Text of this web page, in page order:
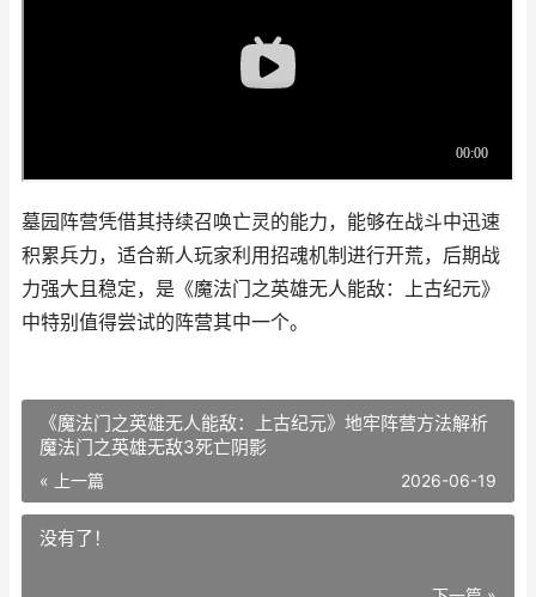
墓园阵营凭借其持续召唤亡灵的能力，能够在战斗中迅速
积累兵力，适合新人玩家利用招魂机制进行开荒，后期战
力强大且稳定，是《魔法门之英雄无人能敌：上古纪元》
中特别值得尝试的阵营其中一个。
《魔法门之英雄无人能敌：上古纪元》地牢阵营方法解析
魔法门之英雄无敌3死亡阴影
« 上一篇 2026-06-19
没有了！